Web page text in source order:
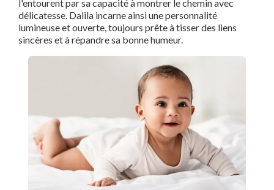
l'entourent par sa capacité à montrer le chemin avec
délicatesse. Dalila incarne ainsi une personnalité
lumineuse et ouverte, toujours prête à tisser des liens
sincères et à répandre sa bonne humeur.